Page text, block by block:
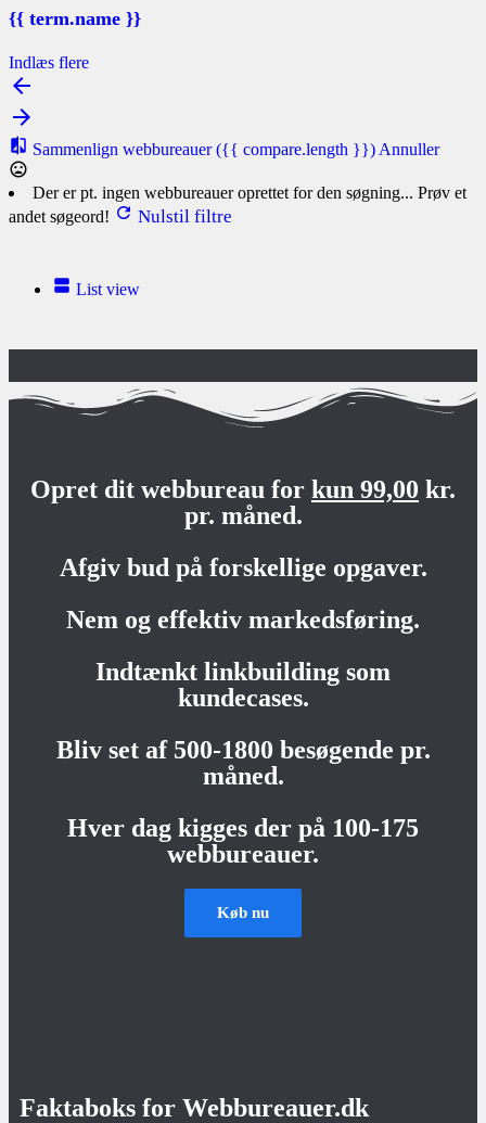
{{ term.name }}
Indlæs flere
Sammenlign webbureauer({{ compare.length }}) Annuller
Der er pt. ingen webbureauer oprettet for den søgning... Prøv et
andet søgeord!
Nulstil filtre
List view
Opret dit webbureau for kun 99,00 kr.
pr. måned.
Afgiv bud på forskellige opgaver.
Nem og effektiv markedsføring.
Indtænkt linkbuilding som
kundecases.
Bliv set af 500-1800 besøgende pr.
måned.
Hver dag kigges der på 100-175
webbureauer.
Køb nu
Faktaboks for Webbureauer.dk